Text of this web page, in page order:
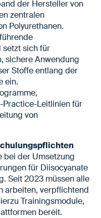
der Hersteller von
zentralen
Polyurethanen.
setzt sich für
sichere Anwendung
Stoffe entlang der
ein.
Practice-Leitlinien für
von
bei der Umsetzung
für Diisocyanate
Seit 2023 müssen alle
arbeiten, verpflichtend
Trainingsmodule,
bereit.